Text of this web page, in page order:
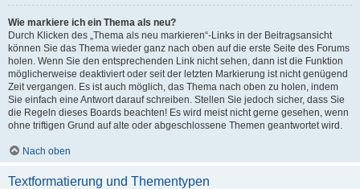
Wie markiere ich ein Thema als neu?
Durch Klicken des „Thema als neu markieren“-Links in der Beitragsansicht
können Sie das Thema wieder ganz nach oben auf die erste Seite des Forums
holen. Wenn Sie den entsprechenden Link nicht sehen, dann ist die Funktion
möglicherweise deaktiviert oder seit der letzten Markierung ist nicht genügend
Zeit vergangen. Es ist auch möglich, das Thema nach oben zu holen, indem
Sie einfach eine Antwort darauf schreiben. Stellen Sie jedoch sicher, dass Sie
die Regeln dieses Boards beachten! Es wird meist nicht gerne gesehen, wenn
ohne triftigen Grund auf alte oder abgeschlossene Themen geantwortet wird.
Nach oben
Textformatierung und Thementypen